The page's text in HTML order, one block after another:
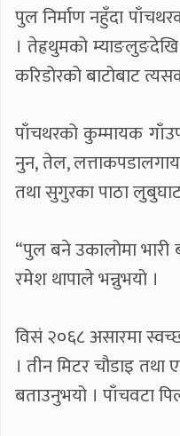
पुल निर्माण नहुँदा
। तेह्रथुमको
करिडोरको बाटोबाट
पाँचथरको कुम्मायक
नुन, तेल,
तथा सुगुरका पाठा
“पुल बने उकालोमा भारी
रमेश थापाले भन्नुभयो ।
विसं २०६८ असारमा
। तीन मिटर चौडाइ
बताउनुभयो । पाँचवटा